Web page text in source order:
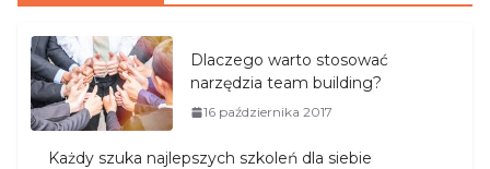
Dlaczego warto stosować
narzędzia team building?
16 października 2017
Każdy szuka najlepszych szkoleń dla siebie